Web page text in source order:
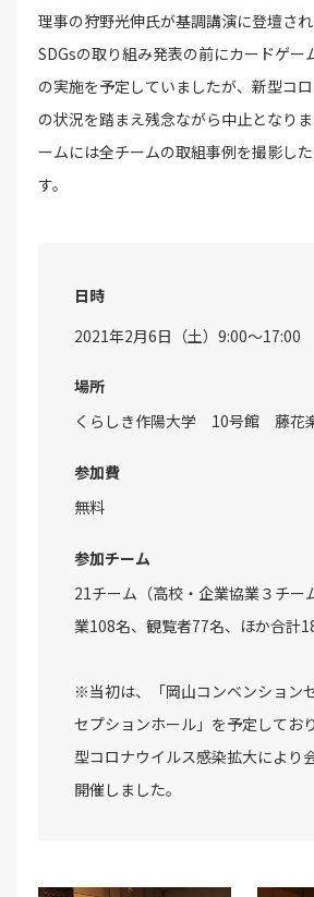
理事の狩野光伸氏が基調講演に登壇され
SDGsの取り組み発表の前にカードゲー
の実施を予定していましたが、新型コ
の状況を踏まえ残念ながら中止となり
ームには全チームの取組事例を撮影し
す。
日時
2021年2月6日（土）9:00～17:00
場所
くらしき作陽大学 10号館 藤花
参加費
無料
参加チーム
21チーム（高校・企業協業３チー
業108名、観覧者77名、ほか合計
※当初は、「岡山コンベンショ
セプションホール」を予定してお
型コロナウイルス感染拡大により
開催しました。